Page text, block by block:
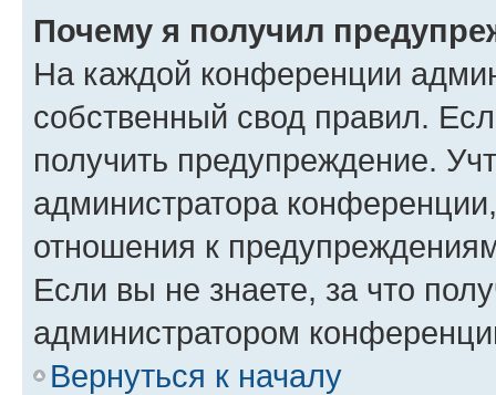
Почему я получил
На каждой конференции
собственный свод правил.
получить предупреждение.
администратора
отношения к
Если вы не знаете, за что
администратором
Вернуться к началу